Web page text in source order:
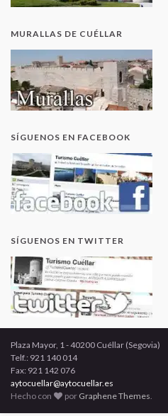
MURALLAS DE CUÉLLAR
SÍGUENOS EN FACEBOOK
SÍGUENOS EN TWITTER
Plaza Mayor, 1 - 40200 Cuéllar (Segovia)
Telf.: 921 140 014
Fax: 921 142 076
aytocuellar@aytocuellar.es
Hecho con
por Graphene Themes